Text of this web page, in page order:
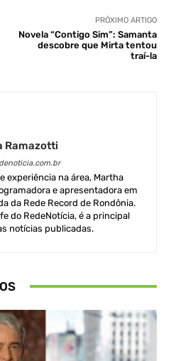
PRÓXIMO ARTIGO
Novela “Contigo Sim”: Samanta
descobre que Mirta tentou
traí-la
Ramazotti
experiência na área, Martha
e apresentadora em
da Rede Record de Rondônia.
do RedeNotícia, é a principal
notícias publicadas.